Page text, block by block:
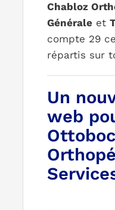
Chabloz
Générale et
compte 29
répartis sur
Un
web